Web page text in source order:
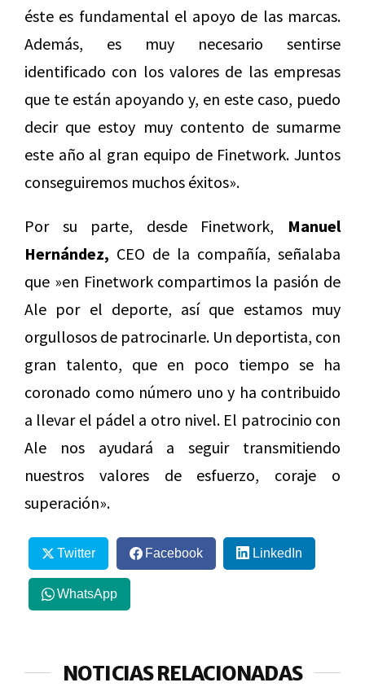
éste es fundamental el apoyo de las marcas.
Además, es muy necesario sentirse
identificado con los valores de las empresas
que te están apoyando y, en este caso, puedo
decir que estoy muy contento de sumarme
este año al gran equipo de Finetwork. Juntos
conseguiremos muchos éxitos».
Por su parte, desde Finetwork, Manuel
Hernández, CEO de la compañía, señalaba
que »en Finetwork compartimos la pasión de
Ale por el deporte, así que estamos muy
orgullosos de patrocinarle. Un deportista, con
gran talento, que en poco tiempo se ha
coronado como número uno y ha contribuido
a llevar el pádel a otro nivel. El patrocinio con
Ale nos ayudará a seguir transmitiendo
nuestros valores de esfuerzo, coraje o
superación».
Twitter Facebook LinkedIn
WhatsApp
NOTICIAS RELACIONADAS